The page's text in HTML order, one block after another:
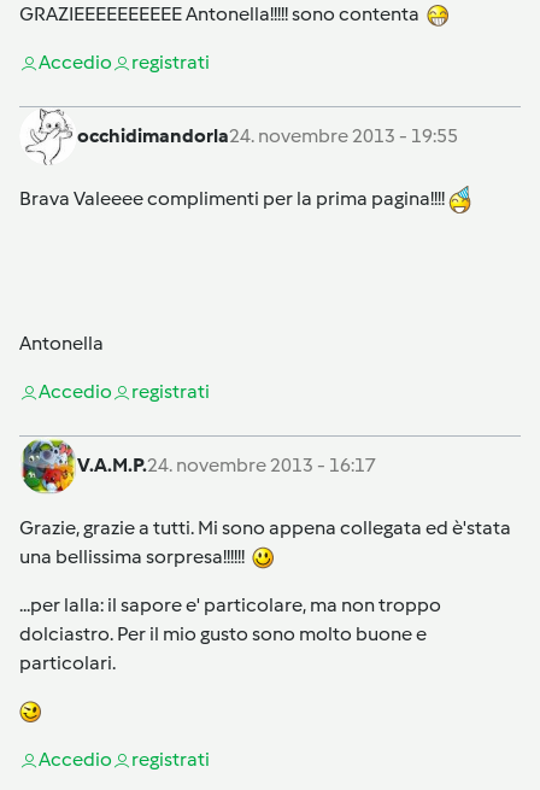
GRAZIEEEEEEEEEE Antonella!!!!! sono contenta
Accedio registrati
occhidimandorla24. novembre 2013 - 19:55
Brava Valeeee complimenti per la prima pagina!!!!
Antonella
Accedio registrati
V.A.M.P.24. novembre 2013 - 16:17
Grazie, grazie a tutti. Mi sono appena collegata ed è'stata
una bellissima sorpresa!!!!!!
...per lalla: il sapore e' particolare, ma non troppo
dolciastro. Per il mio gusto sono molto buone e
particolari.
Accedio registrati